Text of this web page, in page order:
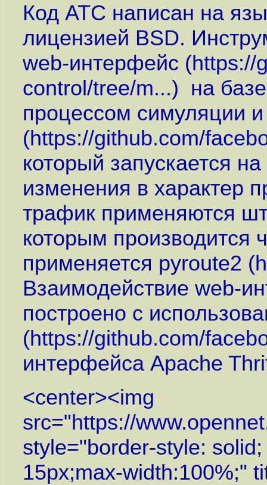
Код ATC написан на
лицензией BSD.
web-интерфейс (https://
control/tree/m...) на
процессом симуляции
(https://github.com/
который запускается
изменения в характер
трафик применяются
которым производится
применяется pyroute2 (
Взаимодействие web-
построено с
(https://github.com/
интерфейса Apache
<center><img
src="https://
style="border-style:
15px;max-width:100%;"